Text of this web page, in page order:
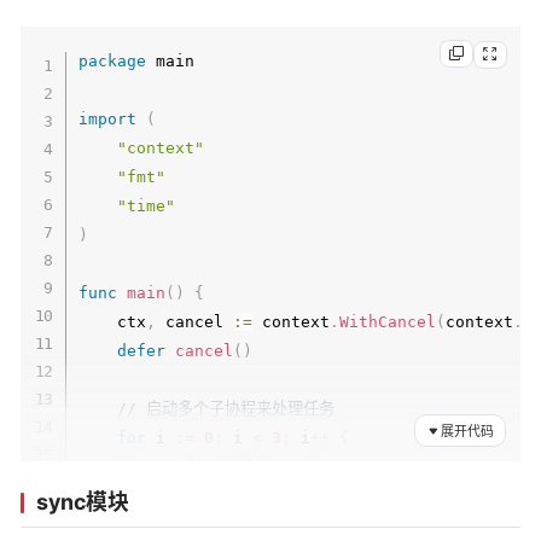
package main
import
(
"context"
"fmt"
"time"
)
func main ( )
{
    ctx
, cancel := context .WithCancel ( context .
defer cancel ( )
// 启动多个子协程来处理任务
case <-ctx.Done(): // 监听上下文的结束
展开代码
sync模块